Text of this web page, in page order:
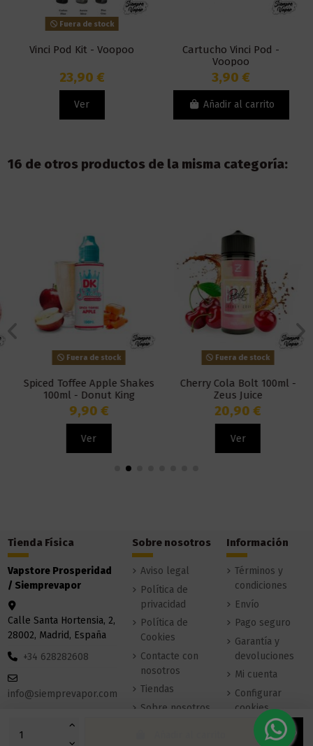
Fuera de stock
Vinci Pod Kit - Voopoo
23,90 €
Ver
Cartucho Vinci Pod -
Voopoo
3,90 €
Añadir al carrito
16 de otros productos de la misma categoría:
Fuera de stock
Spiced Toffee Apple Shakes
100ml - Donut King
9,90 €
Ver
Fuera de stock
Cherry Cola Bolt 100ml -
Zeus Juice
20,90 €
Ver
Tienda Física
Vapstore Prosperidad
/ Siemprevapor
Calle Santa Hortensia, 2,
28002, Madrid, España
+34 628282608
info@siemprevapor.com
Sobre nosotros
Aviso legal
Política de
privacidad
Política de
Cookies
Contacte con
nosotros
Tiendas
Sobre nosotros
Información
Términos y
condiciones
Envío
Pago seguro
Garantía y
devoluciones
Mi cuenta
Configurar
cookies